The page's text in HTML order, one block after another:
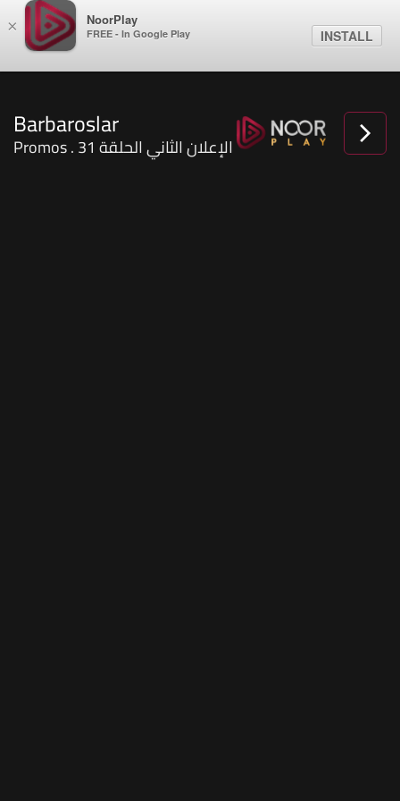
× NoorPlay
FREE - In Google Play INSTALL
Barbaroslar
Promos . الإعلان الثاني الحلقة 31